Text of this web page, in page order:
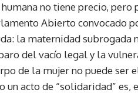
no tiene precio,
Abierto convocado
la maternidad subrogada
del vacío legal y la
de la mujer no puede ser
un acto de “solidaridad”